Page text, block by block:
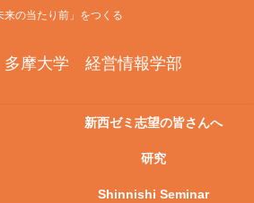
来の当たり前」をつくる
摩大学 経営情報学部
新西ゼミ志望の皆さんへ
研究
Shinnishi Seminar